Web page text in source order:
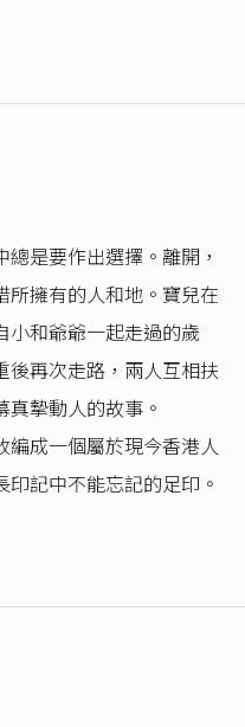
是要作出選擇。離開，
所擁有的人和地。寶兒在
小和爺爺一起走過的歲
後再次走路，兩人互相扶
摯動人的故事。
編成一個屬於現今香港人
記中不能忘記的足印。